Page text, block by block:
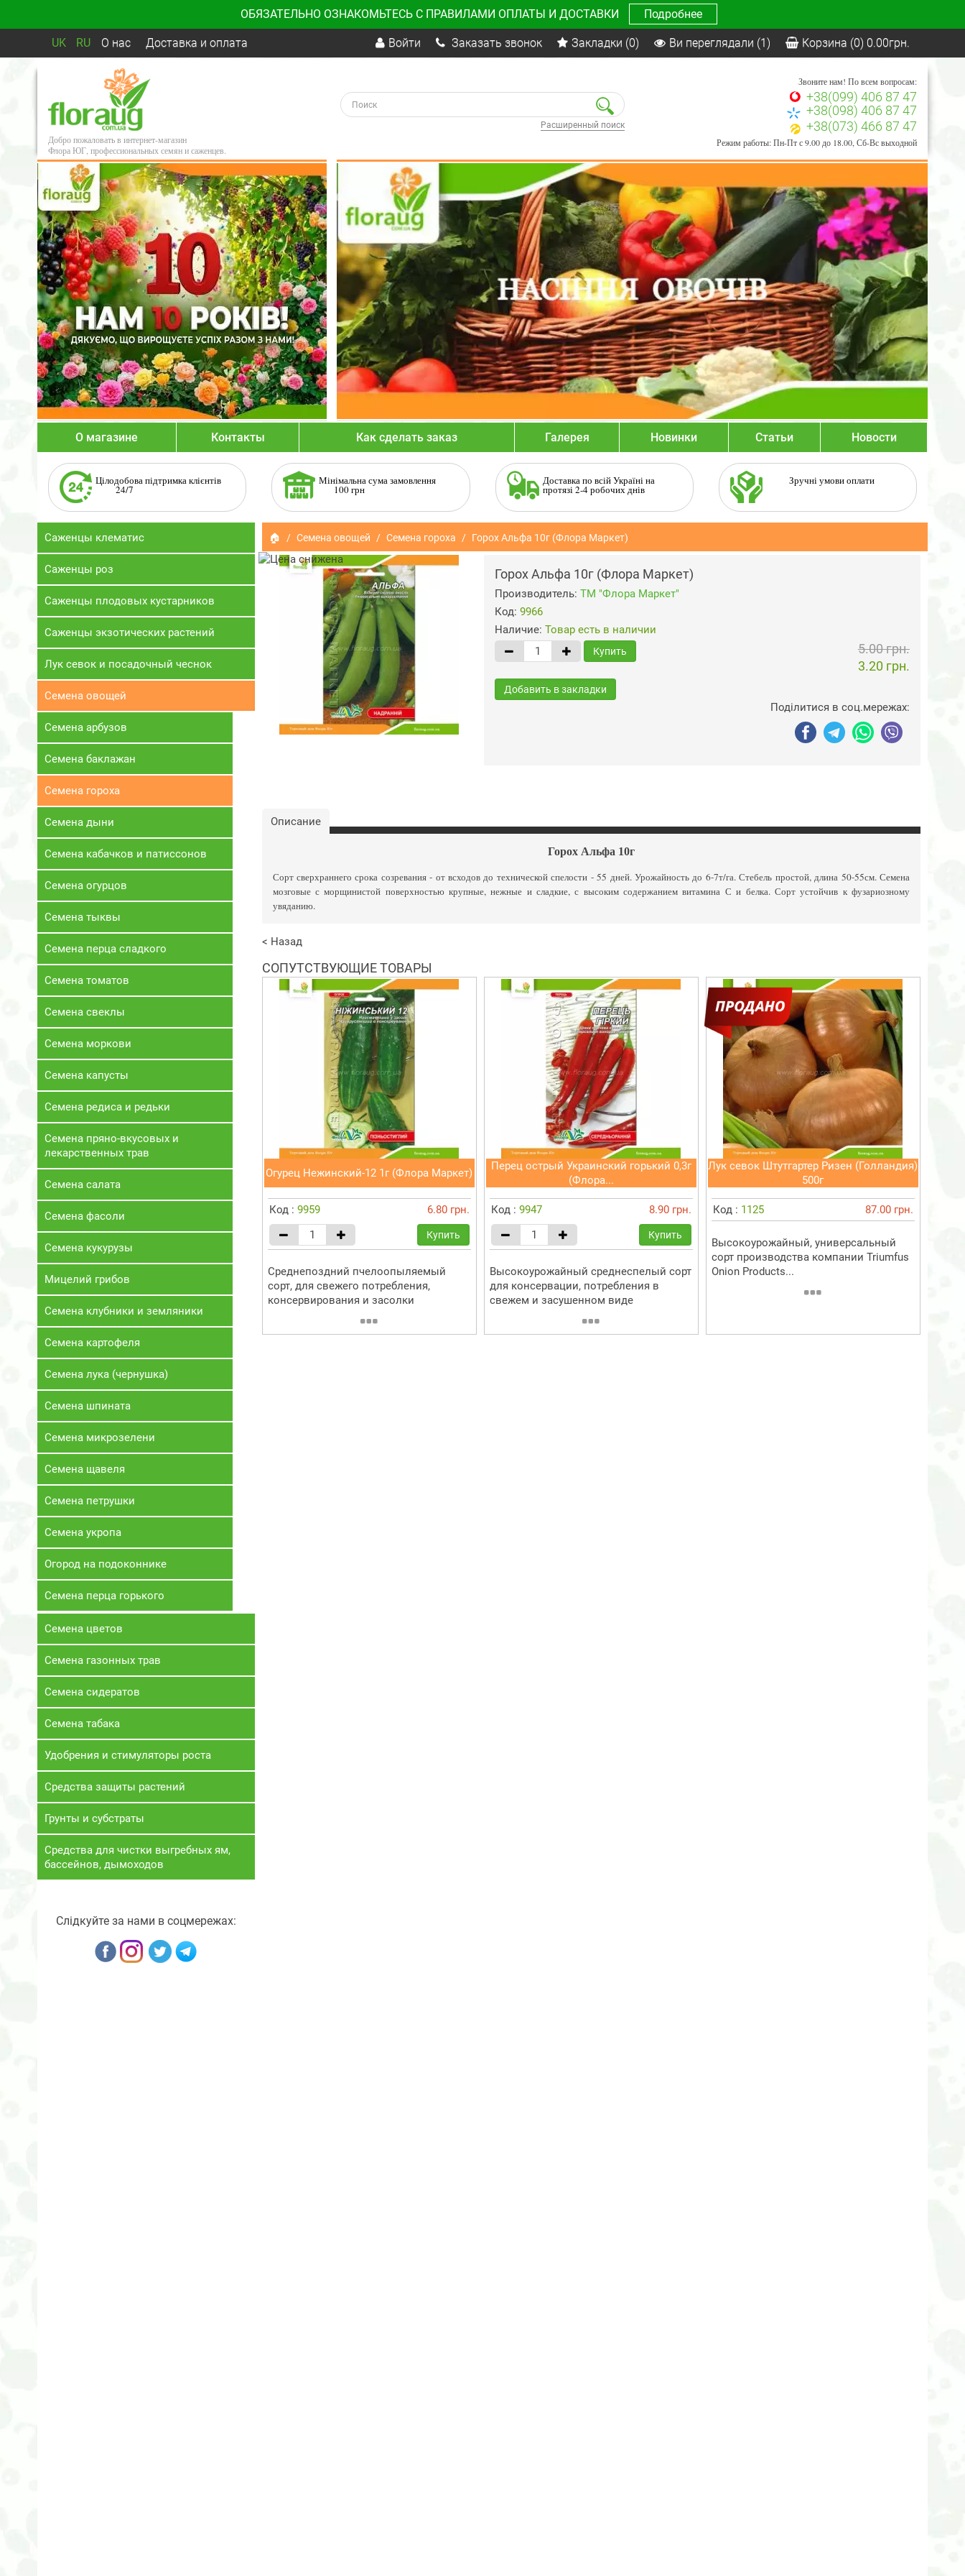
ОБЯЗАТЕЛЬНО ОЗНАКОМЬТЕСЬ С ПРАВИЛАМИ ОПЛАТЫ И ДОСТАВКИ Подробнее
UK RU О нас Доставка и оплата Войти Заказать звонок Закладки (0) Ви переглядали (1) Корзина (0) 0.00грн.
Добро пожаловать в интернет-магазин
Флора ЮГ, профессиональных семян и саженцев.
Расширенный поиск
Звоните нам! По всем вопросам:
+38(099) 406 87 47
+38(098) 406 87 47
+38(073) 466 87 47
Режим работы: Пн-Пт с 9.00 до 18.00, Сб-Вс выходной
О магазине Контакты Как сделать заказ Галерея Новинки Статьи Новости
Цілодобова підтримка клієнтів
24/7
Мінімальна сума замовлення
100 грн
Доставка по всій Україні на
протязі 2-4 робочих днів
Зручні умови оплати
Саженцы клематис
Саженцы роз
Саженцы плодовых кустарников
Саженцы экзотических растений
Лук севок и посадочный чеснок
Семена овощей
Семена арбузов
Семена баклажан
Семена гороха
Семена дыни
Семена кабачков и патиссонов
Семена огурцов
Семена тыквы
Семена перца сладкого
Семена томатов
Семена свеклы
Семена моркови
Семена капусты
Семена редиса и редьки
Семена пряно-вкусовых и
лекарственных трав
Семена салата
Семена фасоли
Семена кукурузы
Мицелий грибов
Семена клубники и земляники
Семена картофеля
Семена лука (чернушка)
Семена шпината
Семена микрозелени
Семена щавеля
Семена петрушки
Семена укропа
Огород на подоконнике
Семена перца горького
Семена цветов
Семена газонных трав
Семена сидератов
Семена табака
Удобрения и стимуляторы роста
Средства защиты растений
Грунты и субстраты
Средства для чистки выгребных ям,
бассейнов, дымоходов
Слідкуйте за нами в соцмережах:
🏠 Семена овощей Семена гороха Горох Альфа 10г (Флора Маркет)
Горох Альфа 10г (Флора Маркет)
Производитель: ТМ "Флора Маркет"
Код: 9966
Наличие: Товар есть в наличии
Купить
5.00 грн.
3.20 грн.
Добавить в закладки
Поділитися в соц.мережах:
Описание
Горох Альфа 10г
Сорт сверхраннего срока созревания - от всходов до технической спелости - 55 дней. Урожайность до 6-7т/га. Стебель простой, длина 50-55см. Семена
мозговые с морщинистой поверхностью крупные, нежные и сладкие, с высоким содержанием витамина С и белка. Сорт устойчив к фузариозному
увяданию.
< Назад
СОПУТСТВУЮЩИЕ ТОВАРЫ
Огурец Нежинский-12 1г (Флора Маркет)
Код : 9959 6.80 грн.
Купить
Среднепоздний пчелоопыляемый
сорт, для свежего потребления,
консервирования и засолки
Перец острый Украинский горький 0,3г
(Флора...
Код : 9947 8.90 грн.
Купить
Высокоурожайный среднеспелый сорт
для консервации, потребления в
свежем и засушенном виде
Лук севок Штутгартер Ризен (Голландия)
500г
Код : 1125 87.00 грн.
Высокоурожайный, универсальный
сорт производства компании Triumfus
Onion Products...